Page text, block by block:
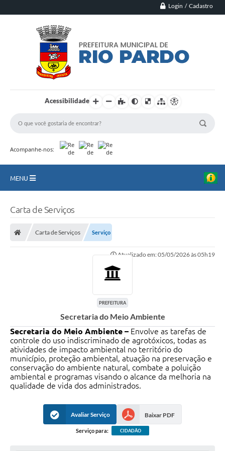
Login / Cadastro
Acessibilidade
Acompanhe-nos:
MENU
Contato
Obras
Portal do Servidor
Serviços ao Cidadão
Carta de Serviços
Carta de Serviços Serviço
Atualizado em: 05/05/2026 às 05h19
PREFEITURA
Secretaria do Meio Ambiente
Secretaria do Meio Ambiente – Envolve as tarefas de
controle do uso indiscriminado de agrotóxicos, todas as
atividades de impacto ambiental no território do
município, proteção ambiental, atuação na preservação e
conservação do ambiente natural, combate a poluição
ambiental e programas visando o alcance da melhoria na
qualidade de vida dos administrados.
Avaliar Serviço Baixar PDF
Serviço para: CIDADÃO